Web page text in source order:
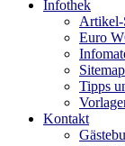
Infothek
Artikel-
Euro
Tipps
Kontakt